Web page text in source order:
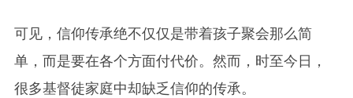
可见，信仰传承绝不仅仅是带着孩子聚会那么简
单，而是要在各个方面付代价。然而，时至今日，
很多基督徒家庭中却缺乏信仰的传承。